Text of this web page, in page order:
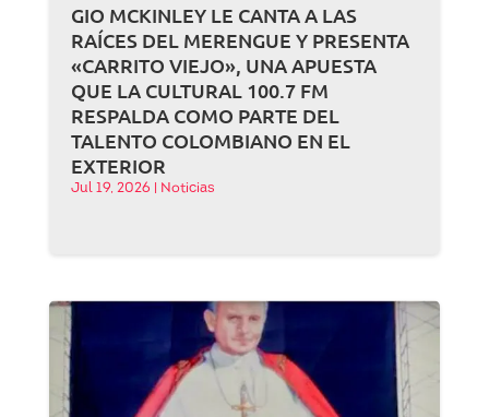
GIO MCKINLEY LE CANTA A LAS
RAÍCES DEL MERENGUE Y PRESENTA
«CARRITO VIEJO», UNA APUESTA
QUE LA CULTURAL 100.7 FM
RESPALDA COMO PARTE DEL
TALENTO COLOMBIANO EN EL
EXTERIOR
Jul 19, 2026 Noticias